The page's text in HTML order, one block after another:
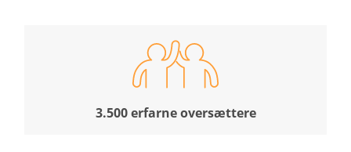
3.500 erfarne oversættere